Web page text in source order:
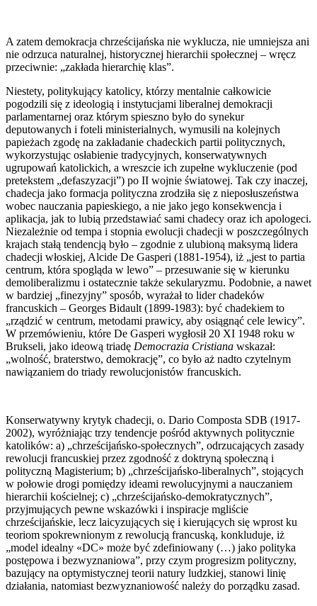
A zatem demokracja chrześcijańska nie wyklucza, nie umniejsza ani
nie odrzuca naturalnej, historycznej hierarchii społecznej – wręcz
przeciwnie: „zakłada hierarchię klas”.
Niestety, politykujący katolicy, którzy mentalnie całkowicie
pogodzili się z ideologią i instytucjami liberalnej demokracji
parlamentarnej oraz którym spieszno było do synekur
deputowanych i foteli ministerialnych, wymusili na kolejnych
papieżach zgodę na zakładanie chadeckich partii politycznych,
wykorzystując osłabienie tradycyjnych, konserwatywnych
ugrupowań katolickich, a wreszcie ich zupełne wykluczenie (pod
pretekstem „defaszyzacji”) po II wojnie światowej. Tak czy inaczej,
chadecja jako formacja polityczna zrodziła się z nieposłuszeństwa
wobec nauczania papieskiego, a nie jako jego konsekwencja i
aplikacja, jak to lubią przedstawiać sami chadecy oraz ich apologeci.
Niezależnie od tempa i stopnia ewolucji chadecji w poszczególnych
krajach stałą tendencją było – zgodnie z ulubioną maksymą lidera
chadecji włoskiej, Alcide De Gasperi (1881-1954), iż „jest to partia
centrum, która spogląda w lewo” – przesuwanie się w kierunku
demoliberalizmu i ostatecznie także sekularyzmu. Podobnie, a nawet
w bardziej „finezyjny” sposób, wyrażał to lider chadeków
francuskich – Georges Bidault (1899-1983): być chadekiem to
„rządzić w centrum, metodami prawicy, aby osiągnąć cele lewicy”.
W przemówieniu, które De Gasperi wygłosił 20 XI 1948 roku w
Brukseli, jako ideową triadę Democrazia Cristiana wskazał:
„wolność, braterstwo, demokrację”, co było aż nadto czytelnym
nawiązaniem do triady rewolucjonistów francuskich.
Konserwatywny krytyk chadecji, o. Dario Composta SDB (1917-
2002), wyróżniając trzy tendencje pośród aktywnych politycznie
katolików: a) „chrześcijańsko-społecznych”, odrzucających zasady
rewolucji francuskiej przez zgodność z doktryną społeczną i
polityczną Magisterium; b) „chrześcijańsko-liberalnych”, stojących
w połowie drogi pomiędzy ideami rewolucyjnymi a nauczaniem
hierarchii kościelnej; c) „chrześcijańsko-demokratycznych”,
przyjmujących pewne wskazówki i inspiracje mgliście
chrześcijańskie, lecz laicyzujących się i kierujących się wprost ku
teoriom spokrewnionym z rewolucją francuską, konkluduje, iż
„model idealny «DC» może być zdefiniowany (…) jako polityka
postępowa i bezwyznaniowa”, przy czym progresizm polityczny,
bazujący na optymistycznej teorii natury ludzkiej, stanowi linię
działania, natomiast bezwyznaniowość należy do porządku zasad.